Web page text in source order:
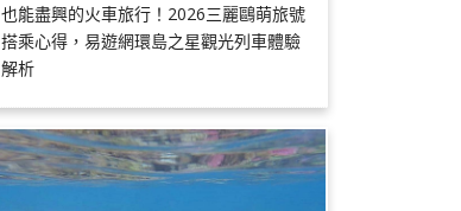
也能盡興的火車旅行！2026三麗鷗萌旅號
搭乘心得，易遊網環島之星觀光列車體驗
解析